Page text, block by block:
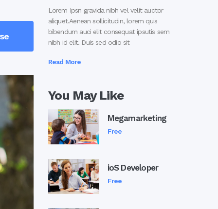
Lorem Ipsn gravida nibh vel velit auctor
aliquet.Aenean sollicitudin, lorem quis
bibendum auci elit consequat ipsutis sem
nibh id elit. Duis sed odio sit
Read More
You May Like
Megamarketing
Free
ioS Developer
Free